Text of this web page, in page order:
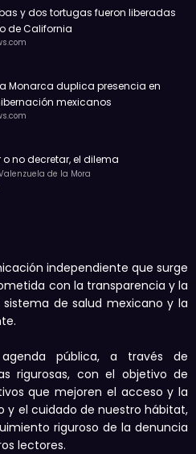
y dos tortugas fueron liberadas
de California
Monarca duplica presencia en
mexicanos
o no decretar, el dilema
de la Mora
independiente que surge
con la transparencia y la
de salud mexicano y la
pública, a través de
rigurosas, con el objetivo de
que mejoren el acceso y la
y el cuidado de nuestro hábitat,
riguroso de la denuncia
lectores.